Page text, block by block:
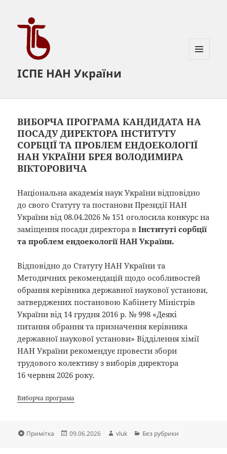
ІСПЕ НАН України
ВИБОРЧА ПРОГРАМА КАНДИДАТА НА
ПОСАДУ ДИРЕКТОРА ІНСТИТУТУ
СОРБЦІЇ ТА ПРОБЛЕМ ЕНДОЕКОЛОГІЇ
НАН УКРАЇНИ БРЕЯ ВОЛОДИМИРА
ВІКТОРОВИЧА
Національна академія наук України відповідно
до свого Статуту та постанови Президії НАН
України від 08.04.2026 № 151 оголоcила конкурс на
заміщення посади директора вІнституті сорбції
та проблемендоекології НАН України.
Відповідно до Статуту НАН України та
Методичних рекомендацій щодо особливостей
обрання керівника державної наукової установи,
затверджених постановою Кабінету Міністрів
України від 14 грудня 2016 р. № 998 «Деякі
питання обрання та призначення керівника
державної наукової установи» Відділення хімії
НАН України рекомендує провести збори
трудового колективу з виборів директора
16 червня 2026 року.
Виборча програма
Формат
Примітка Опубліковано
09.06.2026 Автор
vluk Категорії
Без рубрики